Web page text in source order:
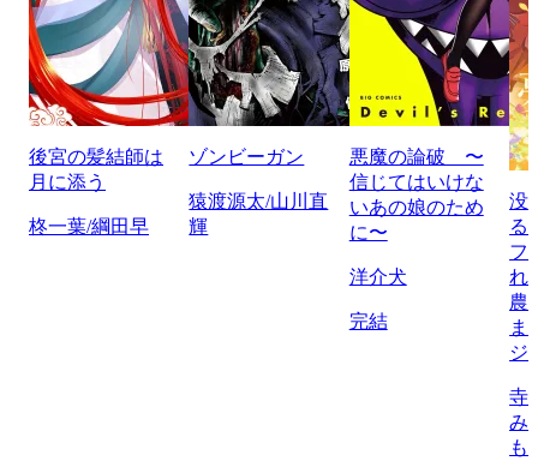
後宮の髪結師は
月に添う
柊一葉/綱田早
ゾンビーガン
猿渡源太/山川直
輝
悪魔の論破 〜
信じてはいけな
いあの娘のため
に〜
洋介犬
完結
没
る
フ
れ
農
ま
ジ
寺
み
も